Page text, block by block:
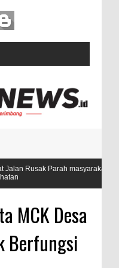
masyarakat desa Sintuban
MCK Desa
Berfungsi